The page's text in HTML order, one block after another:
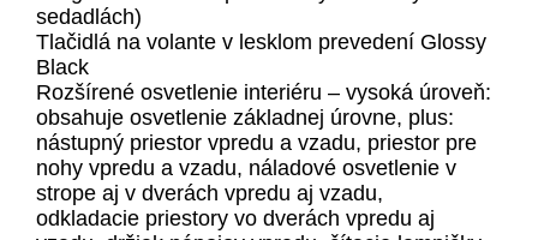
sedadlách)
Tlačidlá na volante v lesklom prevedení Glossy
Black
Rozšírené osvetlenie interiéru – vysoká úroveň:
obsahuje osvetlenie základnej úrovne, plus:
nástupný priestor vpredu a vzadu, priestor pre
nohy vpredu a vzadu, náladové osvetlenie v
strope aj v dverách vpredu aj vzadu,
odkladacie priestory vo dverách vpredu aj